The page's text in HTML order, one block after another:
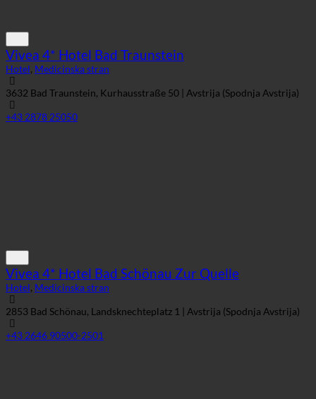
Vivea 4* Hotel Bad Traunstein
Hotel, Medicinska stran
3632 Bad Traunstein, Kurhausstraße 50 | Avstrija (Spodnja Avstrija)
+43 2878 25050
Vivea 4* Hotel Bad Schönau Zur Quelle
Hotel, Medicinska stran
2853 Bad Schönau, Landsknechteplatz 1 | Avstrija (Spodnja Avstrija)
+43 2646 90500-2501